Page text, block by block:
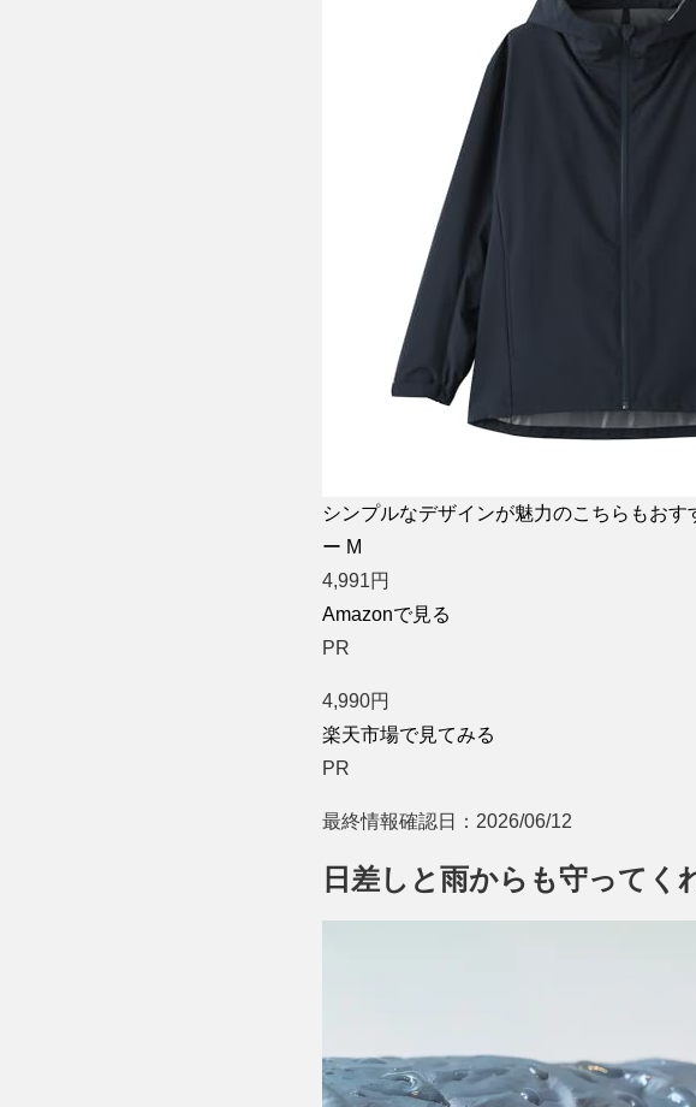
シンプルなデザインが魅力のこちらもお
ー M
4,991円
Amazonで見る
PR
4,990円
楽天市場で見てみる
PR
最終情報確認日：2026/06/12
日差しと雨からも守ってく